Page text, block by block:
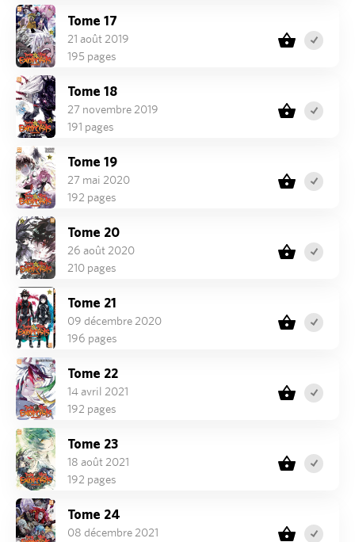
Tome 17
21 août 2019
195 pages
Tome 18
27 novembre 2019
191 pages
Tome 19
27 mai 2020
192 pages
Tome 20
26 août 2020
210 pages
Tome 21
09 décembre 2020
196 pages
Tome 22
14 avril 2021
192 pages
Tome 23
18 août 2021
192 pages
Tome 24
08 décembre 2021